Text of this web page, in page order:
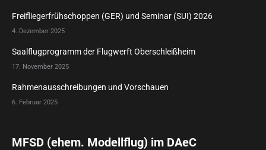
Freifliegerfrühschoppen (GER) und Seminar (SUI) 2026
4. Dezember 2025
Saalflugprogramm der Flugwerft Oberschleißheim
17. November 2025
Rahmenausschreibungen und Vorschauen
6. Februar 2025
MFSD (ehem. Modellflug) im DAeC